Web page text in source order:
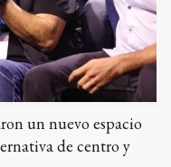
un nuevo espacio
de centro y